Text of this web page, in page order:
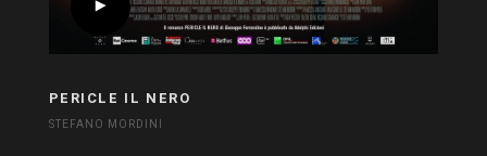
PERICLE IL NERO
STEFANO MORDINI